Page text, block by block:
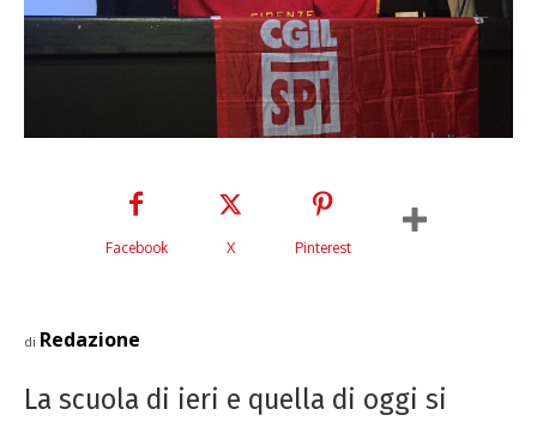
Facebook X Pinterest
di Redazione
La scuola di ieri e quella di oggi si